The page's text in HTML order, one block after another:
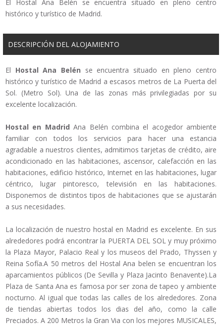
El Hostal Ana Belén se encuentra situado en pleno centro
histórico y turístico de Madrid.
DESCRIPCIÓN DEL ALOJAMIENTO
El Hostal Ana Belén se encuentra situado en pleno centro
histórico y turístico de Madrid a escasos metros de La Puerta del
Sol. (Metro Sol). Una de las zonas más privilegiadas por su
excelente localización.
Hostal en Madrid Ana Belén combina el acogedor ambiente
familiar con todos los servicios para hacer una estancia
agradable a nuestros clientes, admitimos tarjetas de crédito, aire
acondicionado en las habitaciones, ascensor, calefacción en las
habitaciones, edificio histórico, Internet en las habitaciones, lugar
céntrico, lugar pintoresco, televisión en las habitaciones.
Disponemos de distintos tipos de habitaciones que se ajustarán
a sus necesidades.
La localización de nuestro hostal en Madrid es excelente. En sus
alrededores podrá encontrar la PUERTA DEL SOL y muy próximo
la Plaza Mayor, Palacio Real y los museos del Prado, Thyssen y
Reina Sofía.A 50 metros del Hostal Ana belen se encuentran los
aparcamientos públicos (De Sevilla y Plaza Jacinto Benavente).La
Plaza de Santa Ana es famosa por ser zona de tapeo y ambiente
nocturno. Al igual que todas las calles de los alrededores. Zona
de tiendas abiertas todos los dias del año, como la calle
Preciados. A 200 Metros la Gran Via con los mejores MUSICALES,